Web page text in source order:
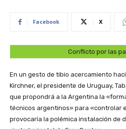
Facebook X
Conflicto por las
En un gesto de tibio acercamiento
Kirchner, el presidente de Uruguay,
que propondrá a la Argentina la
técnicos argentinos» para «controlar
provocaría la polémica instalación de